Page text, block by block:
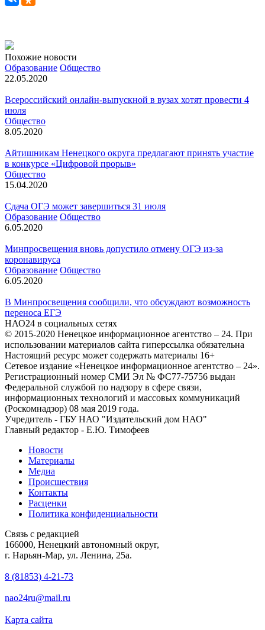
Похожие новости
Образование Общество
22.05.2020
Всероссийский онлайн-выпускной в вузах хотят провести 4
июля
Общество
8.05.2020
Айтишникам Ненецкого округа предлагают принять участие
в конкурсе «Цифровой прорыв»
Общество
15.04.2020
Сдача ОГЭ может завершиться 31 июля
Образование Общество
6.05.2020
Минпросвещения вновь допустило отмену ОГЭ из-за
коронавируса
Образование Общество
6.05.2020
В Минпросвещения сообщили, что обсуждают возможность
переноса ЕГЭ
НАО24 в социальных сетях
© 2015-2020 Ненецкое информационное агентство – 24. При
использовании материалов сайта гиперссылка обязательна
Настоящий ресурс может содержать материалы 16+
Сетевое издание «Ненецкое информационное агентство – 24».
Регистрационный номер СМИ Эл № ФС77-75756 выдан
Федеральной службой по надзору в сфере связи,
информационных технологий и массовых коммуникаций
(Роскомнадзор) 08 мая 2019 года.
Учредитель - ГБУ НАО "Издательский дом НАО"
Главный редактор - Е.Ю. Тимофеев
Новости
Материалы
Медиа
Происшествия
Контакты
Расценки
Политика конфиденциальности
Связь с редакцией
166000, Ненецкий автономный округ,
г. Нарьян-Мар, ул. Ленина, 25а.
8 (81853) 4-21-73
nao24ru@mail.ru
Карта сайта